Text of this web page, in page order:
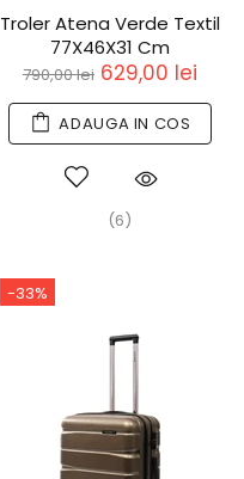
Troler Atena Verde Textil
77X46X31 Cm
790,00 lei 629,00 lei
ADAUGA IN COS
(6)
-33%